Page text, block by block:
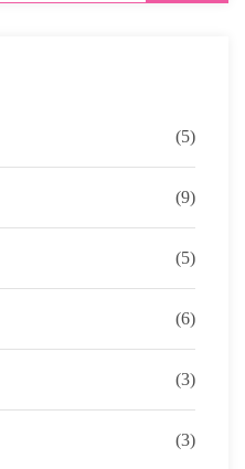
(5)
(9)
(5)
(6)
(3)
(3)